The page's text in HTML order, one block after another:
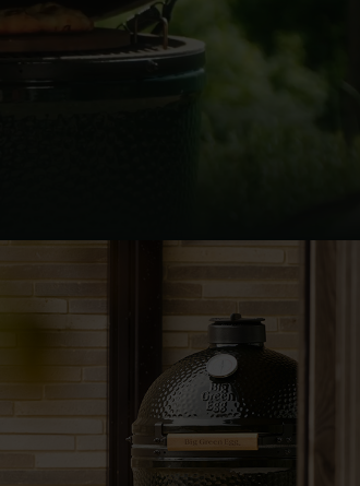
Slovenia | Slovenija
Spain | España